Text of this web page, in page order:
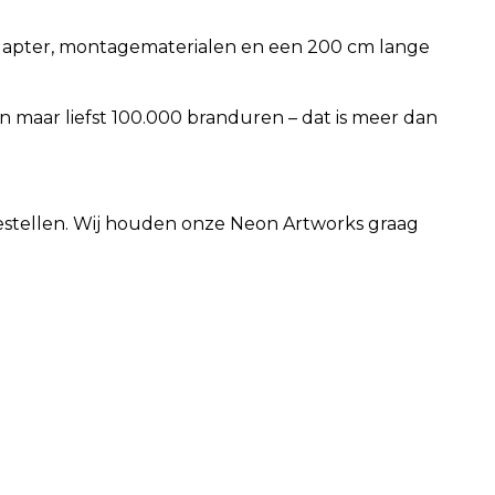
montagematerialen en een 200 cm lange
liefst 100.000 branduren – dat is meer dan
Wij houden onze Neon Artworks graag